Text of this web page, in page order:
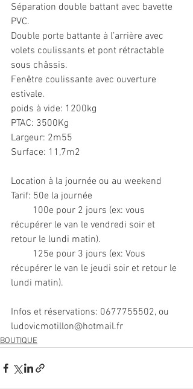
Séparation double battant avec bavette
PVC.
Double porte battante à l’arrière avec
volets coulissants et pont rétractable
sous châssis.
Fenêtre coulissante avec ouverture
estivale.
poids à vide: 1200kg
PTAC: 3500Kg
Largeur: 2m55
Surface: 11,7m2
Location à la journée ou au weekend
Tarif: 50e la journée
récupérer le van le vendredi soir et
retour le lundi matin).
récupérer le van le jeudi soir et retour le
lundi matin).
Infos et réservations: 0677755502, ou
ludovicmotillon@hotmail.fr
BOUTIQUE